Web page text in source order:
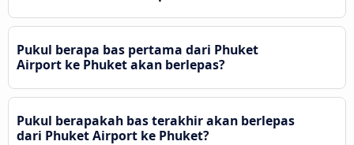
Pukul berapa bas pertama dari Phuket
Airport ke Phuket akan berlepas?
Pukul berapakah bas terakhir akan berlepas
dari Phuket Airport ke Phuket?